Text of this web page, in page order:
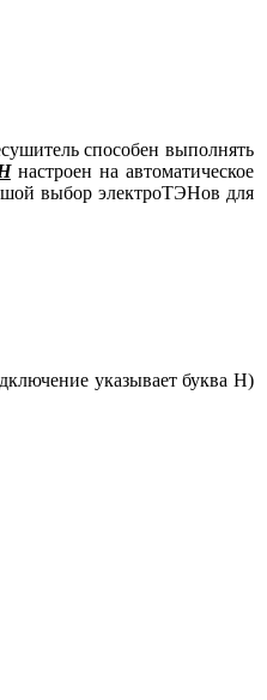
способен выполнять
настроен на автоматическое
выбор электроТЭНов для
указывает буква Н)